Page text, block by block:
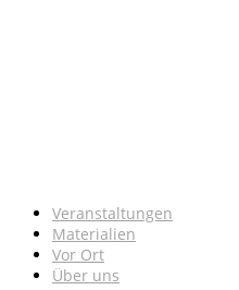
Veranstaltungen
Materialien
Vor Ort
Über uns